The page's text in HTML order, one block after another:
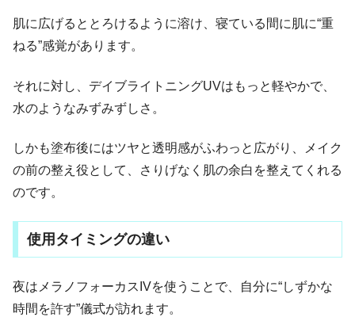
肌に広げるととろけるように溶け、寝ている間に肌に“重
ねる”感覚があります。
それに対し、デイブライトニングUVはもっと軽やかで、
水のようなみずみずしさ。
しかも塗布後にはツヤと透明感がふわっと広がり、メイク
の前の整え役として、さりげなく肌の余白を整えてくれる
のです。
使用タイミングの違い
夜はメラノフォーカスIVを使うことで、自分に“しずかな
時間を許す”儀式が訪れます。